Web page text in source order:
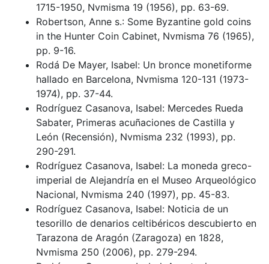
1715-1950, Nvmisma 19 (1956), pp. 63-69.
Robertson, Anne s.: Some Byzantine gold coins
in the Hunter Coin Cabinet, Nvmisma 76 (1965),
pp. 9-16.
Rodá De Mayer, Isabel: Un bronce monetiforme
hallado en Barcelona, Nvmisma 120-131 (1973-
1974), pp. 37-44.
Rodríguez Casanova, Isabel: Mercedes Rueda
Sabater, Primeras acuñaciones de Castilla y
León (Recensión), Nvmisma 232 (1993), pp.
290-291.
Rodríguez Casanova, Isabel: La moneda greco-
imperial de Alejandría en el Museo Arqueológico
Nacional, Nvmisma 240 (1997), pp. 45-83.
Rodríguez Casanova, Isabel: Noticia de un
tesorillo de denarios celtibéricos descubierto en
Tarazona de Aragón (Zaragoza) en 1828,
Nvmisma 250 (2006), pp. 279-294.